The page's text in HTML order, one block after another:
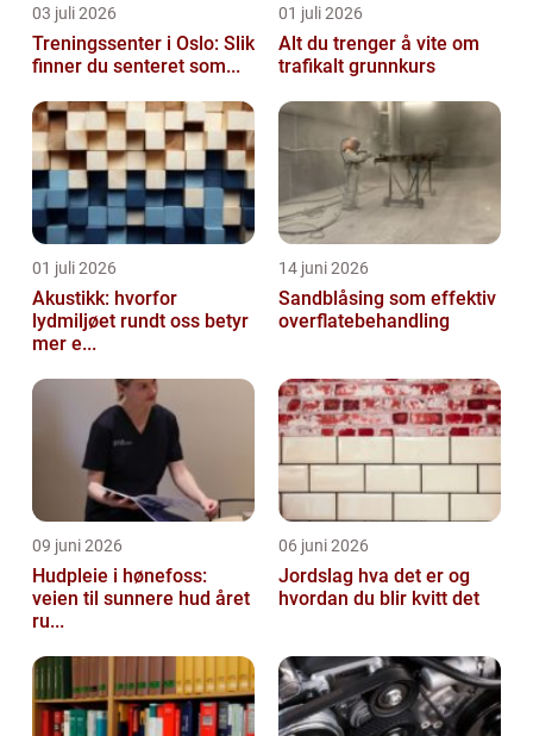
03 juli 2026
Treningssenter i Oslo: Slik
finner du senteret som...
01 juli 2026
Alt du trenger å vite om
trafikalt grunnkurs
01 juli 2026
Akustikk: hvorfor
lydmiljøet rundt oss betyr
mer e...
14 juni 2026
Sandblåsing som effektiv
overflatebehandling
09 juni 2026
Hudpleie i hønefoss:
veien til sunnere hud året
ru...
06 juni 2026
Jordslag hva det er og
hvordan du blir kvitt det